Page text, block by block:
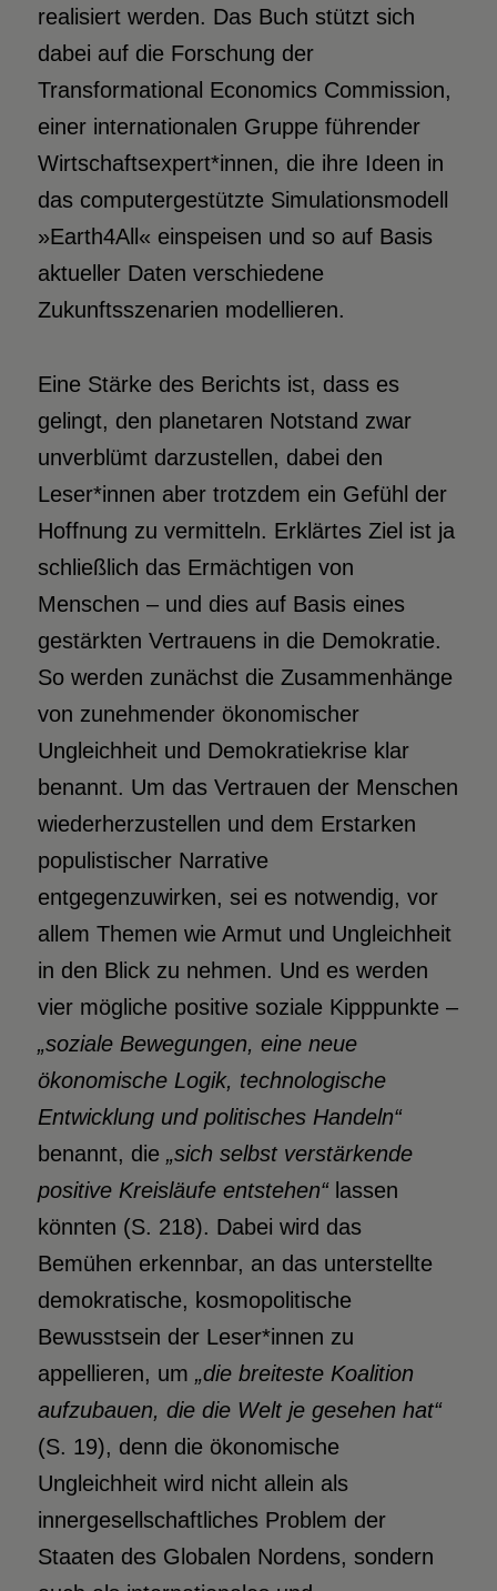
realisiert werden. Das Buch stützt sich
dabei auf die Forschung der
Transformational Economics Commission,
einer internationalen Gruppe führender
Wirtschaftsexpert*innen, die ihre Ideen in
das computergestützte Simulationsmodell
»Earth4All« einspeisen und so auf Basis
aktueller Daten verschiedene
Zukunftsszenarien modellieren.
Eine Stärke des Berichts ist, dass es
gelingt, den planetaren Notstand zwar
unverblümt darzustellen, dabei den
Leser*innen aber trotzdem ein Gefühl der
Hoffnung zu vermitteln. Erklärtes Ziel ist ja
schließlich das Ermächtigen von
Menschen – und dies auf Basis eines
gestärkten Vertrauens in die Demokratie.
So werden zunächst die Zusammenhänge
von zunehmender ökonomischer
Ungleichheit und Demokratiekrise klar
benannt. Um das Vertrauen der Menschen
wiederherzustellen und dem Erstarken
populistischer Narrative
entgegenzuwirken, sei es notwendig, vor
allem Themen wie Armut und Ungleichheit
in den Blick zu nehmen. Und es werden
vier mögliche positive soziale Kipppunkte –
„soziale Bewegungen, eine neue
ökonomische Logik, technologische
Entwicklung und politisches Handeln“
benannt, die „sich selbst verstärkende
positive Kreisläufe entstehen“lassen
könnten (S. 218). Dabei wird das
Bemühen erkennbar, an das unterstellte
demokratische, kosmopolitische
Bewusstsein der Leser*innen zu
appellieren, um „die breiteste Koalition
aufzubauen, die die Welt je gesehen hat“
(S. 19), denn die ökonomische
Ungleichheit wird nicht allein als
innergesellschaftliches Problem der
Staaten des Globalen Nordens, sondern